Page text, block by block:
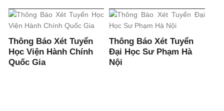
Thông Báo Xét Tuyển
Học Viện Hành Chính
Quốc Gia
Thông Báo Xét Tuyển
Đại Học Sư Phạm Hà
Nội